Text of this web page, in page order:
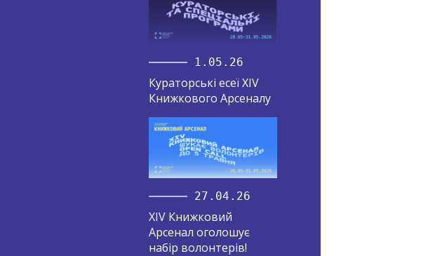
1.05.26
Кураторські есеї XIV
Книжкового Арсеналу
27.04.26
XIV Книжковий
Арсенал оголошує
набір волонтерів!